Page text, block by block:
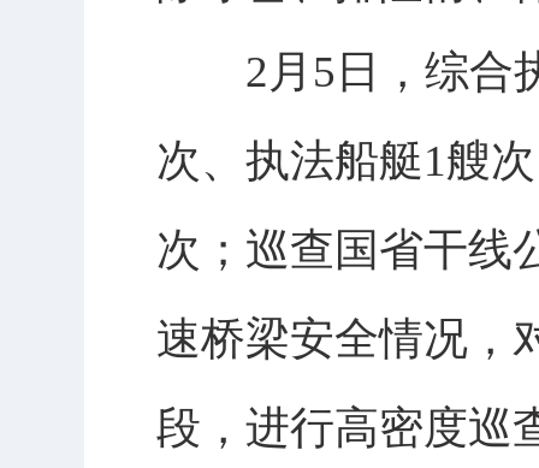
2月5日，综合执
次、执法船艇1艘
次；巡查国省干线
速桥梁安全情况，
段，进行高密度巡